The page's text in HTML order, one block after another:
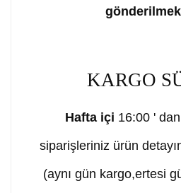
KARGO
Hafta içi 16:00 '
siparişleriniz ürün
(aynı gün kargo,ertesi